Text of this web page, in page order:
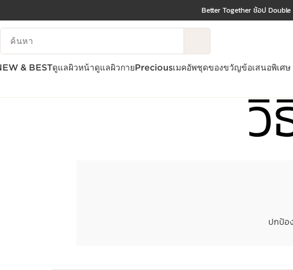
ข้ามไปยังเนื้อหา
Better Together ช้อป
บันทึกข้อมูลค้นหา
& BESTดูแลผิวหน้าดูแลผิวกายPreciousเมคอัพชุดของขวัญข้อเสนอพิเศษ
ปกป้อ